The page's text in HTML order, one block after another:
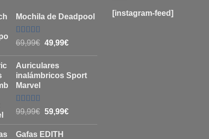
Mochila de Deadpool
Valorado
con
69,99€ El
original
era:
49,99€El
es:
Auriculares
inalámbricos Sport
Marvel
Valorado
con
5
99,99€ El
original
59,99€El
Gafas EDITH
[instagram-feed]